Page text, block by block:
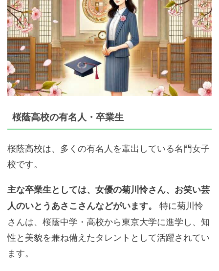
桜蔭高校の有名人・卒業生
桜蔭高校は、多くの有名人を輩出している名門女子
校です。
主な卒業生としては、女優の菊川怜さん、お笑い芸
人のいとうあさこさんなどがいます。
特に菊川怜
さんは、桜蔭中学・高校から東京大学に進学し、知
性と美貌を兼ね備えたタレントとして活躍されてい
ます。